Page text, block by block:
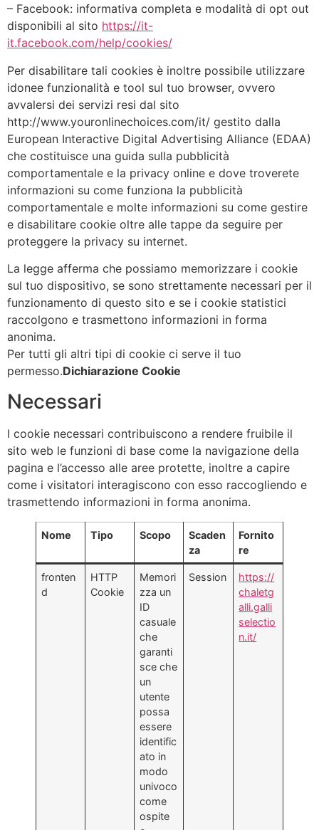
– Facebook: informativa completa e modalità di opt out
disponibili al sito https://it-
it.facebook.com/help/cookies/
Per disabilitare tali cookies è inoltre possibile utilizzare
idonee funzionalità e tool sul tuo browser, ovvero
avvalersi dei servizi resi dal sito
http://www.youronlinechoices.com/it/ gestito dalla
European Interactive Digital Advertising Alliance (EDAA)
che costituisce una guida sulla pubblicità
comportamentale e la privacy online e dove troverete
informazioni su come funziona la pubblicità
comportamentale e molte informazioni su come gestire
e disabilitare cookie oltre alle tappe da seguire per
proteggere la privacy su internet.
La legge afferma che possiamo memorizzare i cookie
sul tuo dispositivo, se sono strettamente necessari per il
funzionamento di questo sito e se i cookie statistici
raccolgono e trasmettono informazioni in forma
anonima.
Per tutti gli altri tipi di cookie ci serve il tuo
permesso.Dichiarazione Cookie
Necessari
I cookie necessari contribuiscono a rendere fruibile il
sito web le funzioni di base come la navigazione della
pagina e l’accesso alle aree protette, inoltre a capire
come i visitatori interagiscono con esso raccogliendo e
trasmettendo informazioni in forma anonima.
Nome Tipo Scopo
Scaden
za
Fornito
re
fronten
d
HTTP
Cookie
Memori
zza un
ID
casuale
che
garanti
sce che
un
utente
possa
essere
identific
ato in
modo
univoco
come
ospite
Session
https://
chaletg
alli.galli
selectio
n.it/